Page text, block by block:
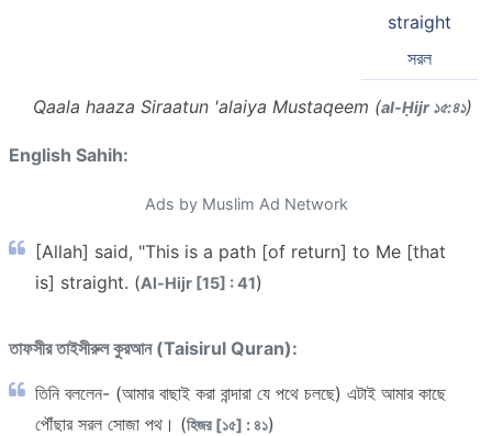
straight
সরল
Qaala haaza Siraatun 'alaiya Mustaqeem (al-Ḥijr ১৫:৪১)
English Sahih:
Ads by Muslim Ad Network
[Allah] said, "This is a path [of return] to Me [that
is] straight. (Al-Hijr [15] : 41)
তাফসীর তাইসীরুল কুরআন (Taisirul Quran):
তিনি বললেন- (আমার বাছাই করা বান্দারা যে পথে চলছে) এটাই আমার কাছে
পৌঁছার সরল সোজা পথ। (হিজর [১৫] : ৪১)